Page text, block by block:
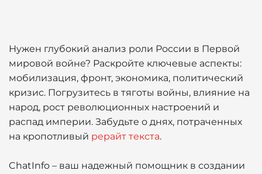
Нужен глубокий анализ роли России в Первой
мировой войне? Раскройте ключевые аспекты:
мобилизация, фронт, экономика, политический
кризис. Погрузитесь в тяготы войны, влияние на
народ, рост революционных настроений и
распад империи. Забудьте о днях, потраченных
на кропотливый рерайт текста.
ChatInfo – ваш надежный помощник в создании